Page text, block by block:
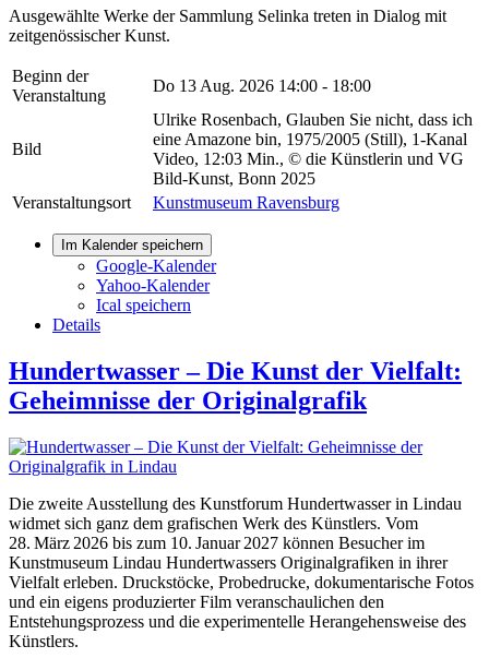
Ausgewählte Werke der Sammlung Selinka treten in Dialog mit
zeitgenössischer Kunst.
Beginn der
Veranstaltung
Do 13 Aug. 2026 14:00 - 18:00
Bild
Ulrike Rosenbach, Glauben Sie nicht, dass ich
eine Amazone bin, 1975/2005 (Still), 1-Kanal
Video, 12:03 Min., © die Künstlerin und VG
Bild-Kunst, Bonn 2025
Veranstaltungsort
Kunstmuseum Ravensburg
Im Kalender speichern
Google-Kalender
Yahoo-Kalender
Ical speichern
Details
Hundertwasser – Die Kunst der Vielfalt:
Geheimnisse der Originalgrafik
Die zweite Ausstellung des Kunstforum Hundertwasser in Lindau
widmet sich ganz dem grafischen Werk des Künstlers. Vom
28. März 2026 bis zum 10. Januar 2027 können Besucher im
Kunstmuseum Lindau Hundertwassers Originalgrafiken in ihrer
Vielfalt erleben. Druckstöcke, Probedrucke, dokumentarische Fotos
und ein eigens produzierter Film veranschaulichen den
Entstehungsprozess und die experimentelle Herangehensweise des
Künstlers.